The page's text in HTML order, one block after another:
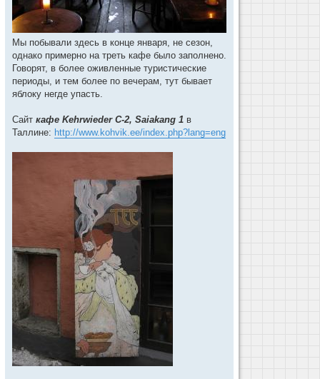
Мы побывали здесь в конце января, не сезон,
однако примерно на треть кафе было заполнено.
Говорят, в более оживленные туристические
периоды, и тем более по вечерам, тут бывает
яблоку негде упасть.
Сайт кафе Kehrwieder C-2, Saiakang 1 в
Таллине: http://www.kohvik.ee/index.php?lang=eng